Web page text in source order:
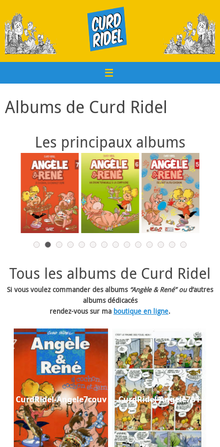
contenu
Albums de Curd Ridel
Les principaux albums
Tous les albums de Curd Ridel
Si vous voulez commander des albums “Angèle & René” oud’autres
albums dédicacés
rendez-vous sur ma boutique en ligne.
CurdRidel-Angele7couv CurdRidel-Angele7p1